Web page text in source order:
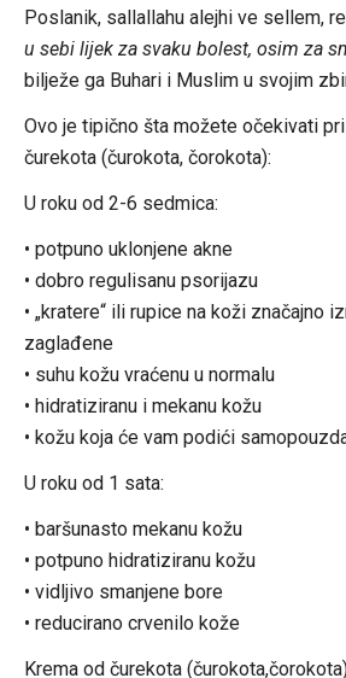
Poslanik, sallallahu alejhi ve sellem,
u sebi lijek za svaku bolest, osim za
bilježe ga Buhari i Muslim u svojim
Ovo je tipično šta možete očekivati
čurekota (čurokota, čorokota):
U roku od 2-6 sedmica:
• potpuno uklonjene akne
• dobro regulisanu psorijazu
• „kratere“ ili rupice na koži značajno
zaglađene
• suhu kožu vraćenu u normalu
• hidratiziranu i mekanu kožu
• kožu koja će vam podići
U roku od 1 sata:
• baršunasto mekanu kožu
• potpuno hidratiziranu kožu
• vidljivo smanjene bore
• reducirano crvenilo kože
Krema od čurekota